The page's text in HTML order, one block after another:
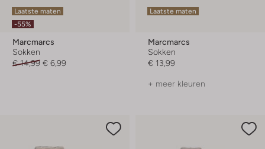
Laatste maten
-55%
Marcmarcs
Sokken
€ 14,99 € 6,99
Laatste maten
Marcmarcs
Sokken
€ 13,99
+ meer kleuren